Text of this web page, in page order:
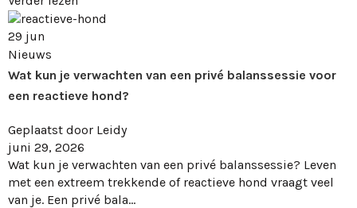
29 jun
Nieuws
Wat kun je verwachten van een privé balanssessie voor
een reactieve hond?
Geplaatst door Leidy
juni 29, 2026
Wat kun je verwachten van een privé balanssessie? Leven
met een extreem trekkende of reactieve hond vraagt veel
van je. Een privé bala...